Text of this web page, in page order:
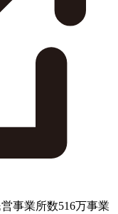
事業所数516万事業